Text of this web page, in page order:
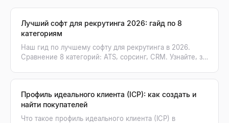
Лучший софт для рекрутинга 2026: гайд по 8
категориям
Наш гид по лучшему софту для рекрутинга в 2026.
Сравнение 8 категорий: ATS, сорсинг, CRM. Узнайте, за
Профиль идеального клиента (ICP): как создать и
найти покупателей
Что такое профиль идеального клиента (ICP) в